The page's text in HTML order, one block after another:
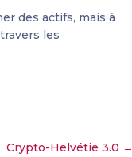
des actifs, mais à
les
Crypto-Helvétie 3.0 →